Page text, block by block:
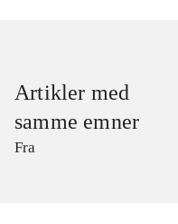
Artikler med
samme emner
Fra